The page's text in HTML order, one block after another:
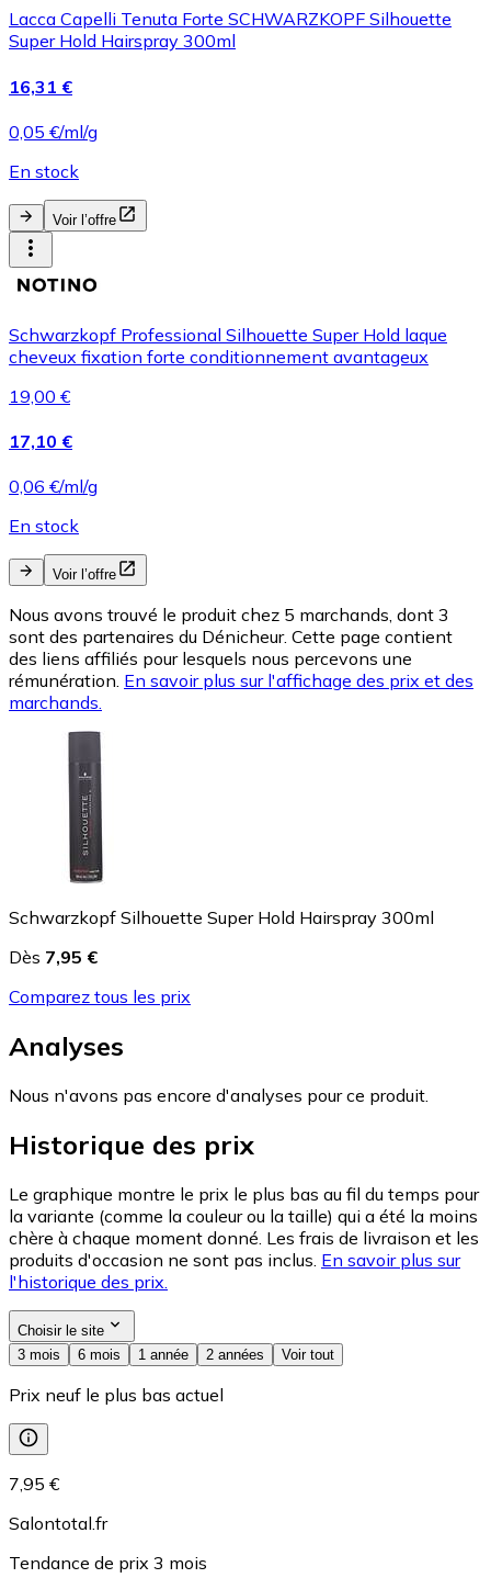
Lacca Capelli Tenuta Forte SCHWARZKOPF Silhouette
Super Hold Hairspray 300ml
16,31 €
0,05 €/ml/g
En stock
Voir l’offre
Schwarzkopf Professional Silhouette Super Hold laque
cheveux fixation forte conditionnement avantageux
19,00 €
17,10 €
0,06 €/ml/g
En stock
Voir l’offre
Nous avons trouvé le produit chez 5 marchands, dont 3
sont des partenaires du Dénicheur. Cette page contient
des liens affiliés pour lesquels nous percevons une
rémunération. En savoir plus sur l'affichage des prix et des
marchands.
Schwarzkopf Silhouette Super Hold Hairspray 300ml
Dès 7,95 €
Comparez tous les prix
Analyses
Nous n'avons pas encore d'analyses pour ce produit.
Historique des prix
Le graphique montre le prix le plus bas au fil du temps pour
la variante (comme la couleur ou la taille) qui a été la moins
chère à chaque moment donné. Les frais de livraison et les
produits d'occasion ne sont pas inclus. En savoir plus sur
l'historique des prix.
Choisir le site
3 mois
6 mois 1 année 2 années Voir tout
Prix neuf le plus bas actuel
7,95 €
Salontotal.fr
Tendance de prix 3 mois